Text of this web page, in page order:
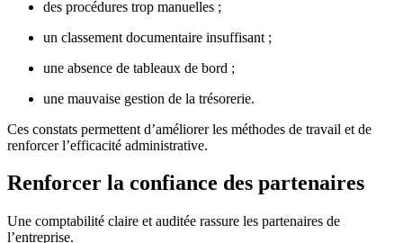
des procédures trop manuelles ;
un classement documentaire insuffisant ;
une absence de tableaux de bord ;
une mauvaise gestion de la trésorerie.
Ces constats permettent d’améliorer les méthodes de travail et de
renforcer l’efficacité administrative.
Renforcer la confiance des partenaires
Une comptabilité claire et auditée rassure les partenaires de
l’entreprise.